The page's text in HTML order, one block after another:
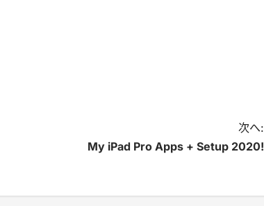
次へ:
My iPad Pro Apps + Setup 2020!